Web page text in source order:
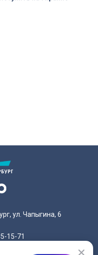
ул. Чапыгина, 6
15-71